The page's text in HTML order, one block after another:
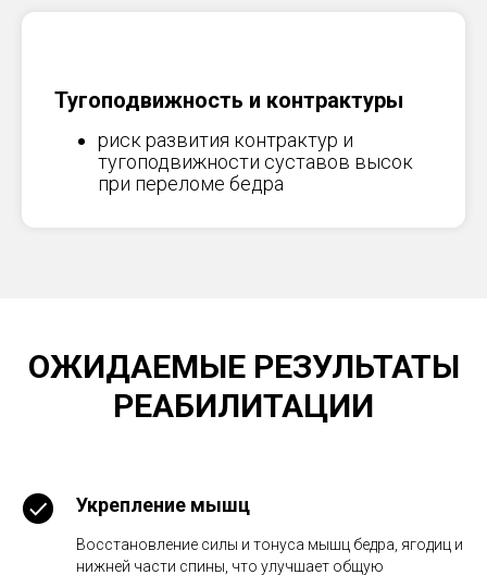
Тугоподвижность и контрактуры
риск развития контрактур и
тугоподвижности суставов высок
при переломе бедра
ОЖИДАЕМЫЕ РЕЗУЛЬТАТЫ
РЕАБИЛИТАЦИИ
Укрепление мышц
Восстановление силы и тонуса мышц бедра, ягодиц и
нижней части спины, что улучшает общую